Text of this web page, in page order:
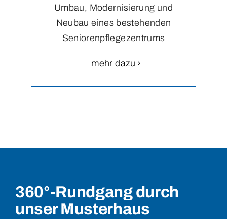
Umbau, Modernisierung und
Neubau eines bestehenden
Seniorenpflegezentrums
mehr dazu
360°-Rundgang durch
unser Musterhaus